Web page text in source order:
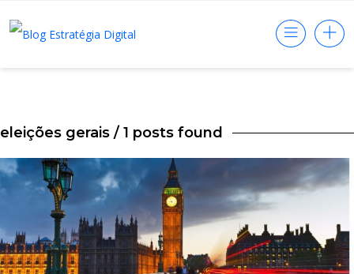
eleições gerais / 1 posts found